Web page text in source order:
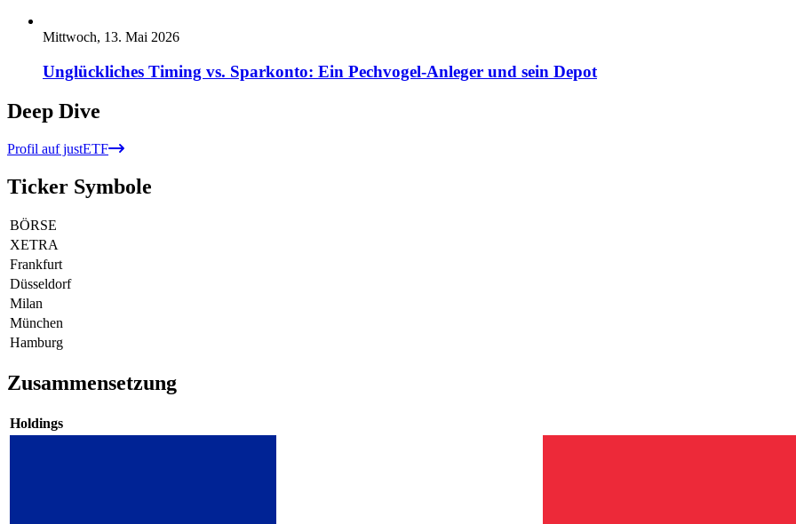
Mittwoch, 13. Mai 2026
Unglückliches Timing vs. Sparkonto: Ein Pechvogel-Anleger und sein Depot
Deep Dive
Profil auf justETF
Ticker Symbole
BÖRSE
XETRA
Frankfurt
Düsseldorf
Milan
München
Hamburg
Zusammensetzung
Holdings